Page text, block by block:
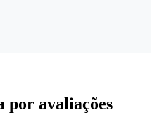
por avaliações